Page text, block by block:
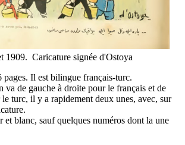
1909. Caricature signée d'Ostoya
pages. Il est bilingue français-turc.
va de gauche à droite pour le français et de
turc, il y a rapidement deux unes, avec, sur
et blanc, sauf quelques numéros dont la une